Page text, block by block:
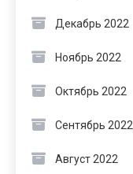
Декабрь 2022
Ноябрь 2022
Октябрь 2022
Сентябрь 2022
Август 2022